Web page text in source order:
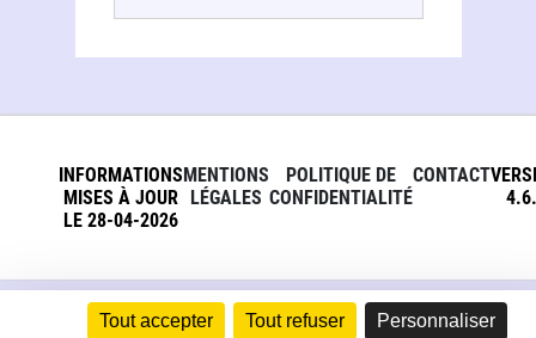
Tout accepter Tout refuser Personnaliser
INFORMATIONS
MISES À JOUR
LE 28-04-2026
MENTIONS
LÉGALES
POLITIQUE DE
CONFIDENTIALITÉ
CONTACT